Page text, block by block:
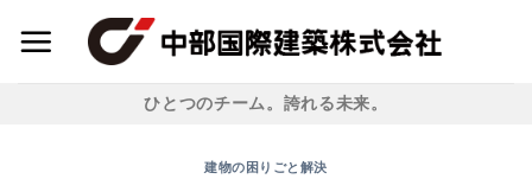
ひとつのチーム。誇れる未来。
建物の困りごと解決